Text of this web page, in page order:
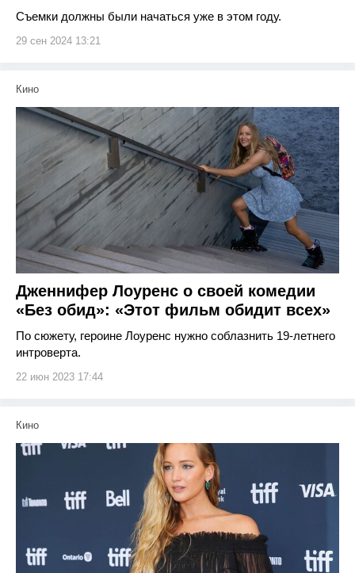
Съемки должны были начаться уже в этом году.
29 сен 2024 13:21
Кино
Дженнифер Лоуренс о своей комедии
«Без обид»: «Этот фильм обидит всех»
По сюжету, героине Лоуренс нужно соблазнить 19-летнего
интроверта.
22 июн 2023 17:44
Кино